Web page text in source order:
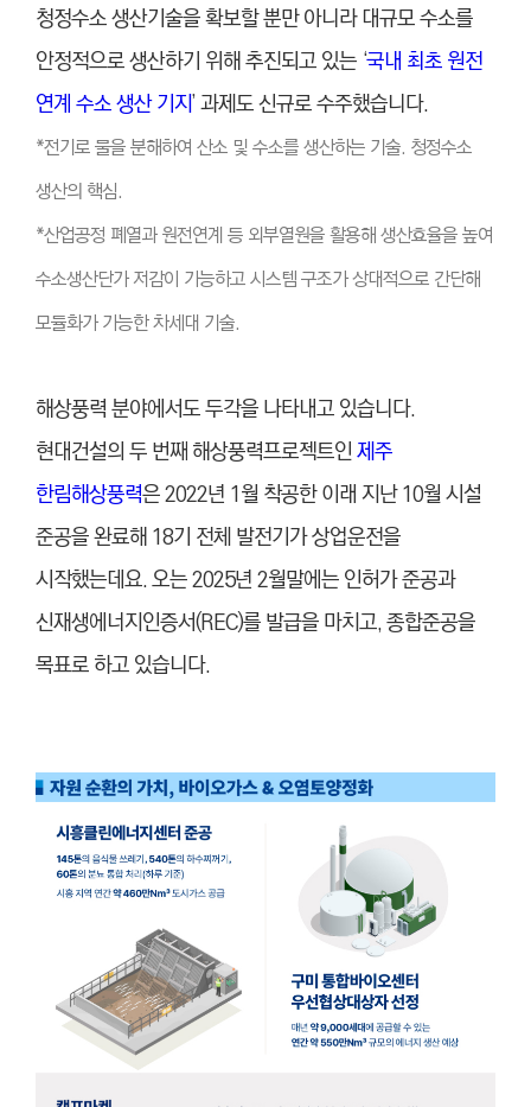
청정수소 생산기술을 확보할 뿐만 아니라 대규모 수소를
안정적으로 생산하기 위해 추진되고 있는 ‘국내 최초 원전
연계 수소 생산 기지’ 과제도 신규로 수주했습니다.
*전기로 물을 분해하여 산소 및 수소를 생산하는 기술. 청정수소
생산의 핵심.
*산업공정 폐열과 원전연계 등 외부열원을 활용해 생산효율을 높여
수소생산단가 저감이 가능하고 시스템 구조가 상대적으로 간단해
모듈화가 가능한 차세대 기술.
해상풍력 분야에서도 두각을 나타내고 있습니다.
현대건설의 두 번째 해상풍력프로젝트인제주
한림해상풍력은 2022년 1월 착공한 이래 지난 10월 시설
준공을 완료해 18기 전체 발전기가 상업운전을
시작했는데요. 오는 2025년 2월말에는 인허가 준공과
신재생에너지인증서(REC)를 발급을 마치고, 종합준공을
목표로 하고 있습니다.